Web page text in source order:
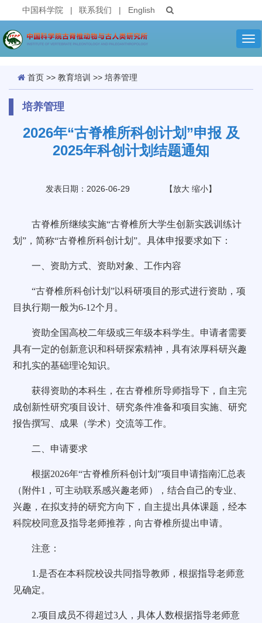
中国科学院 | 联系我们 | English
首页 >> 教育培训 >> 培养管理
培养管理
2026年“古脊椎所科创计划”申报 及
2025年科创计划结题通知
发表日期：2026-06-29 【放大 缩小】
古脊椎所继续实施“古脊椎所大学生创新实践训练计
划”，简称“古脊椎所科创计划”。具体申报要求如下：
一、资助方式、资助对象、工作内容
“古脊椎所科创计划”以科研项目的形式进行资助，项
目执行期一般为6-12个月。
资助全国高校二年级或三年级本科学生。申请者需要
具有一定的创新意识和科研探索精神，具有浓厚科研兴趣
和扎实的基础理论知识。
获得资助的本科生，在古脊椎所导师指导下，自主完
成创新性研究项目设计、研究条件准备和项目实施、研究
报告撰写、成果（学术）交流等工作。
二、申请要求
根据2026年“古脊椎所科创计划”项目申请指南汇总表
（附件1，可主动联系感兴趣老师），结合自己的专业、
兴趣，在拟支持的研究方向下，自主提出具体课题，经本
科院校同意及指导老师推荐，向古脊椎所提出申请。
注意：
1.是否在本科院校设共同指导教师，根据指导老师意
见确定。
2.项目成员不得超过3人，具体人数根据指导老师意